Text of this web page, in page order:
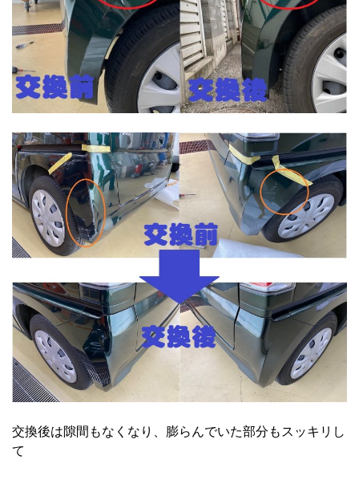
交換後は隙間もなくなり、膨らんでいた部分もスッキリし
て